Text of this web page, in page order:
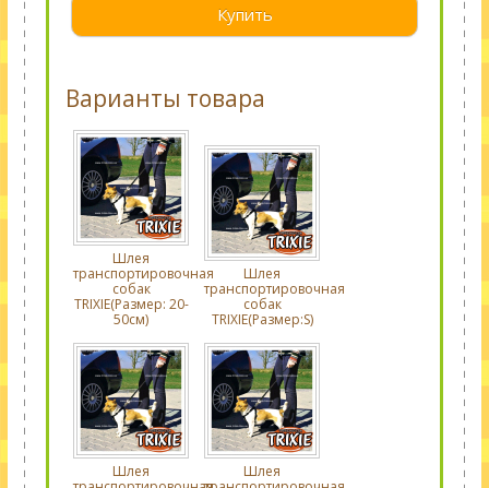
Купить
Варианты товара
Шлея
транспортировочная
собак
TRIXIE(Размер: 20-
50см)
Шлея
транспортировочная
собак
TRIXIE(Размер:S)
Шлея
Шлея